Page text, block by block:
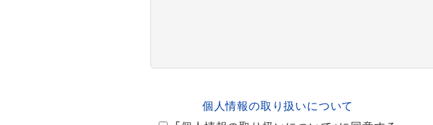
個人情報の取り扱いについて